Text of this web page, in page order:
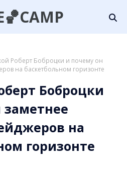
Роберт Боброцки и почему он
на баскетбольном горизонте
Боброцки
на
горизонте